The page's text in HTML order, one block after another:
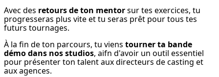
Avec des retours de ton mentor sur tes exercices, tu
progresseras plus vite et tu seras prêt pour tous tes
futurs tournages.
À la fin de ton parcours, tu viens tourner ta bande
démo dans nos studios, aifn d'avoir un outil essentiel
pour présenter ton talent aux directeurs de casting et
aux agences.